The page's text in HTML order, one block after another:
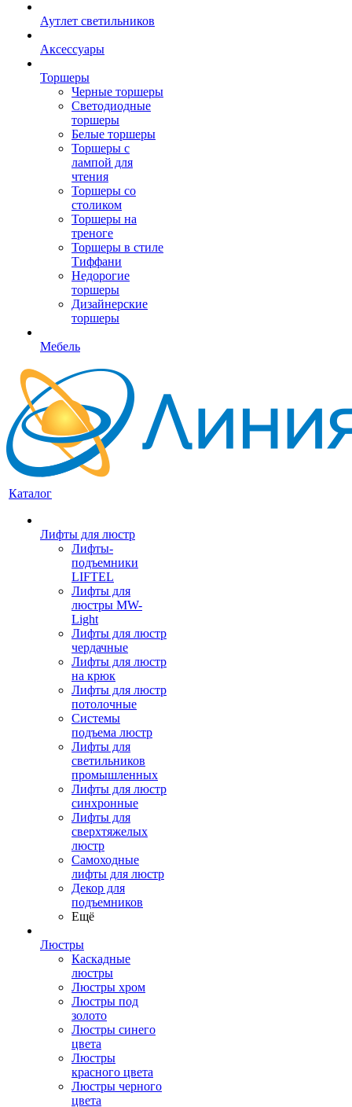
Аутлет светильников
Аксессуары
Торшеры
Черные торшеры
Светодиодные
торшеры
Белые торшеры
Торшеры с
лампой для
чтения
Торшеры со
столиком
Торшеры на
треноге
Торшеры в стиле
Тиффани
Недорогие
торшеры
Дизайнерские
торшеры
Мебель
Каталог
Лифты для люстр
Лифты-
подъемники
LIFTEL
Лифты для
люстры MW-
Light
Лифты для люстр
чердачные
Лифты для люстр
на крюк
Лифты для люстр
потолочные
Системы
подъема люстр
Лифты для
светильников
промышленных
Лифты для люстр
синхронные
Лифты для
сверхтяжелых
люстр
Самоходные
лифты для люстр
Декор для
подъемников
Ещё
Люстры
Каскадные
люстры
Люстры хром
Люстры под
золото
Люстры синего
цвета
Люстры
красного цвета
Люстры черного
цвета